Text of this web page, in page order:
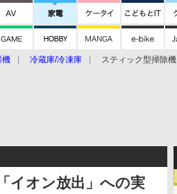
機 冷蔵庫/冷凍庫 スティック型掃除機
イオン放出」への実